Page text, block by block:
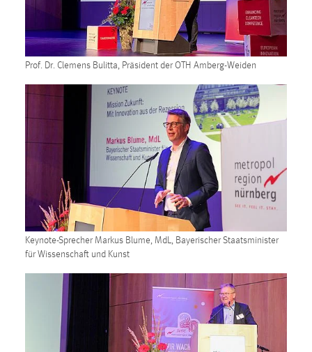
Prof. Dr. Clemens Bulitta, Präsident der OTH Amberg-Weiden
Keynote-Sprecher Markus Blume, MdL, Bayerischer Staatsminister
für Wissenschaft und Kunst
EXTERNE MEDIEN
Um Inhalte von Videoplattformen und Social Media
Plattformen anzeigen zu können, werden von diesen
externen Medien Cookies gesetzt.
YouTube
Vimeo